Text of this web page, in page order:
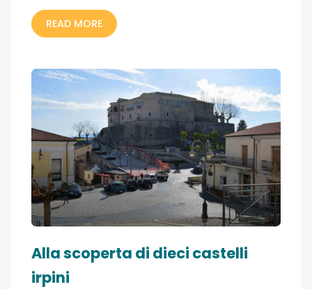
READ MORE
Alla scoperta di dieci castelli
irpini